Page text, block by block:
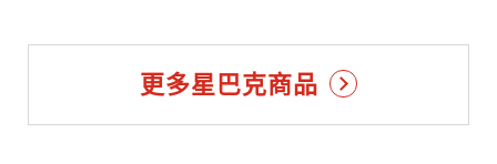
更多星巴克商品